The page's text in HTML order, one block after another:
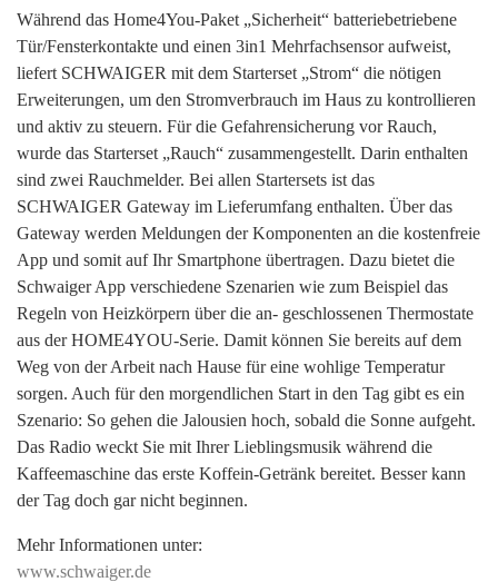
Während das Home4You-Paket „Sicherheit“ batteriebetriebene
Tür/Fensterkontakte und einen 3in1 Mehrfachsensor aufweist,
liefert SCHWAIGER mit dem Starterset „Strom“ die nötigen
Erweiterungen, um den Stromverbrauch im Haus zu kontrollieren
und aktiv zu steuern. Für die Gefahrensicherung vor Rauch,
wurde das Starterset „Rauch“ zusammengestellt. Darin enthalten
sind zwei Rauchmelder. Bei allen Startersets ist das
SCHWAIGER Gateway im Lieferumfang enthalten. Über das
Gateway werden Meldungen der Komponenten an die kostenfreie
App und somit auf Ihr Smartphone übertragen. Dazu bietet die
Schwaiger App verschiedene Szenarien wie zum Beispiel das
Regeln von Heizkörpern über die an- geschlossenen Thermostate
aus der HOME4YOU-Serie. Damit können Sie bereits auf dem
Weg von der Arbeit nach Hause für eine wohlige Temperatur
sorgen. Auch für den morgendlichen Start in den Tag gibt es ein
Szenario: So gehen die Jalousien hoch, sobald die Sonne aufgeht.
Das Radio weckt Sie mit Ihrer Lieblingsmusik während die
Kaffeemaschine das erste Koffein-Getränk bereitet. Besser kann
der Tag doch gar nicht beginnen.
Mehr Informationen unter:
www.schwaiger.de